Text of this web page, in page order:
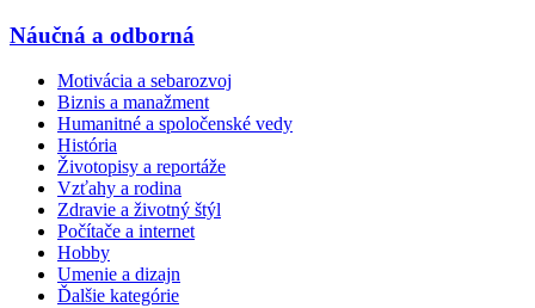
Náučná a odborná
Motivácia a sebarozvoj
Biznis a manažment
Humanitné a spoločenské vedy
História
Životopisy a reportáže
Vzťahy a rodina
Zdravie a životný štýl
Počítače a internet
Hobby
Umenie a dizajn
Ďalšie kategórie